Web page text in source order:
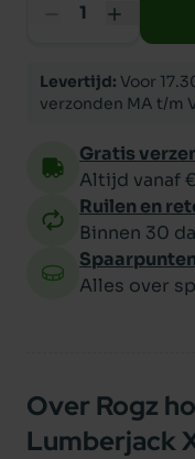
Levertijd: Voor
verzonden MA t/m
Gratis
Altijd vanaf
Ruilen en
Binnen 30
Spaarpunten
Alles over
Over Rogz
Lumberjack